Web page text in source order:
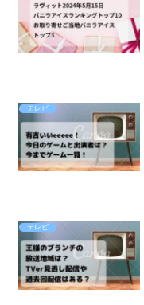
テレビ
テレビ